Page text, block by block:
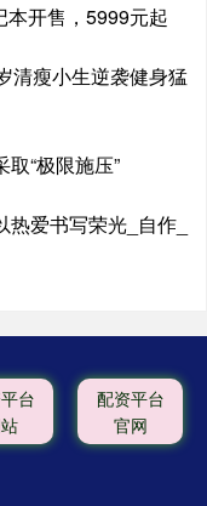
开售，5999元起
清瘦小生逆袭健身猛
“极限施压”
爱书写荣光_自作_
台
配资平台
官网